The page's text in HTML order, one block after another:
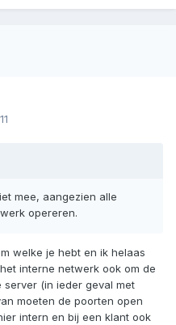
mee, aangezien alle
opereren.
welke je hebt en ik helaas
interne netwerk ook om de
(in ieder geval met
moeten de poorten open
intern en bij een klant ook